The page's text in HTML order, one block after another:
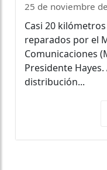
25 de noviembre
Casi 20
reparados por el
Comunicaciones
Presidente
distribución...